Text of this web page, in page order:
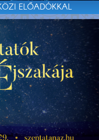
ELŐADÓKKAL